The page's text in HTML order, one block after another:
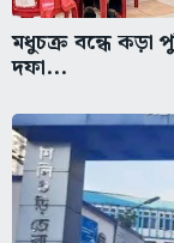
মধুচক্র বন্ধে
দফা...